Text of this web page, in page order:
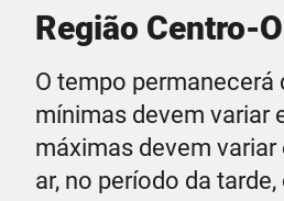
Região Centro-
O tempo permanecerá
mínimas devem variar
máximas devem variar
ar, no período da